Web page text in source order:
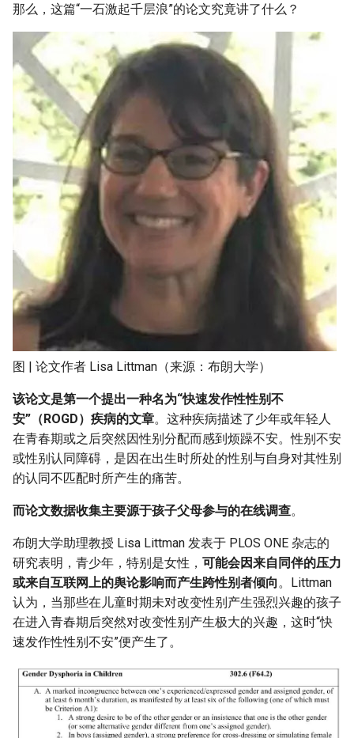
那么，这篇“一石激起千层浪”的论文究竟讲了什么？
图 | 论文作者 Lisa Littman（来源：布朗大学）
该论文是第一个提出一种名为“快速发作性性别不
安”（ROGD）疾病的文章。这种疾病描述了少年或年轻人
在青春期或之后突然因性别分配而感到烦躁不安。性别不安
或性别认同障碍，是因在出生时所处的性别与自身对其性别
的认同不匹配时所产生的痛苦。
而论文数据收集主要源于孩子父母参与的在线调查。
布朗大学助理教授 Lisa Littman 发表于 PLOS ONE 杂志的
研究表明，青少年，特别是女性， 可能会因来自同伴的压力
或来自互联网上的舆论影响而产生跨性别者倾向。Littman
认为，当那些在儿童时期未对改变性别产生强烈兴趣的孩子
在进入青春期后突然对改变性别产生极大的兴趣，这时“快
速发作性性别不安”便产生了。